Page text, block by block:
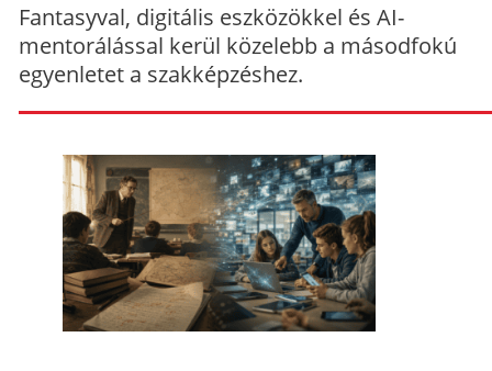
Fantasyval, digitális eszközökkel és AI-
mentorálással kerül közelebb a másodfokú
egyenletet a szakképzéshez.